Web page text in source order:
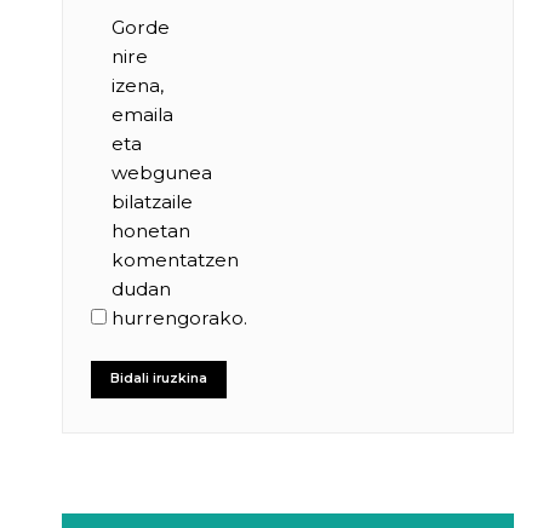
Gorde
nire
izena,
emaila
eta
webgunea
bilatzaile
honetan
komentatzen
dudan
hurrengorako.